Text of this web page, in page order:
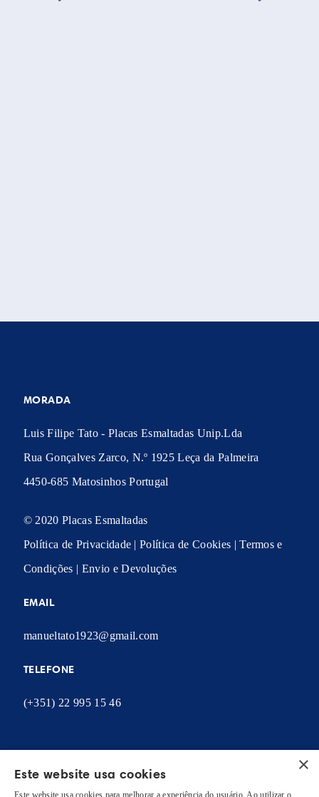
MORADA
Luis Filipe Tato - Placas Esmaltadas Unip.Lda
Rua Gonçalves Zarco, N.º 1925 Leça da Palmeira
4450-685 Matosinhos Portugal
© 2020 Placas Esmaltadas
Política de Privacidade |Política de Cookies |Termos e
Condições | Envio e Devoluções
EMAIL
manueltato1923@gmail.com
TELEFONE
(+351) 22 995 15 46
A MINHA CONTA ×
Este website usa cookies
Este website usa cookies para melhorar a experiência do usuário. Ao utilizar o